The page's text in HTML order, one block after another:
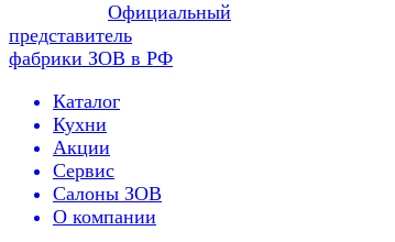
Официальный
представитель
фабрики ЗОВ в РФ
Каталог
Кухни
Акции
Сервис
Салоны ЗОВ
О компании